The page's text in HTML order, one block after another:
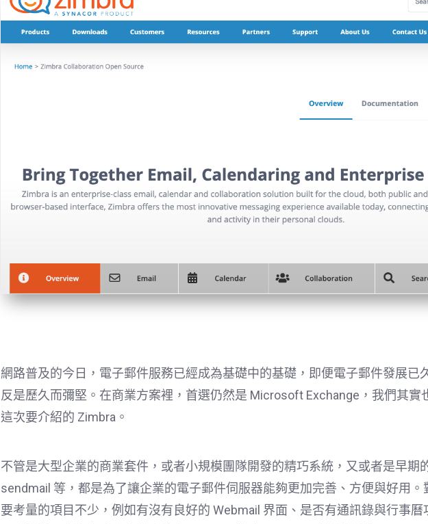
網路普及的今日，電子郵件服務已經成為基礎中的基礎，即便電子郵件發展已
反是歷久而彌堅。在商業方案裡，首選仍然是 Microsoft Exchange，我們其實
這次要介紹的 Zimbra。
不管是大型企業的商業套件，或者小規模團隊開發的精巧系統，又或者是早期
sendmail 等，都是為了讓企業的電子郵件伺服器能夠更加完善、方便與好用
要考量的項目不少，例如有沒有良好的 Webmail 界面、是否有通訊錄與行事